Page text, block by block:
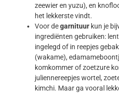
zeewier en yuzu), en
het lekkerste vindt.
Voor degarnituur kun je
ingrediënten gebruiken:
ingelegd of in reepjes
(wakame),
komkommer of zoetzure
juliennereepjes wortel,
kimchi. Maar ga vooral